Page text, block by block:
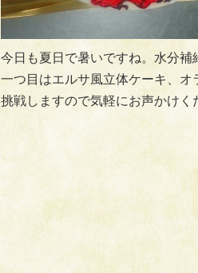
今日も夏日で暑いですね。水分補
一つ目はエルサ風立体ケーキ、
挑戦しますので気軽にお声かけく